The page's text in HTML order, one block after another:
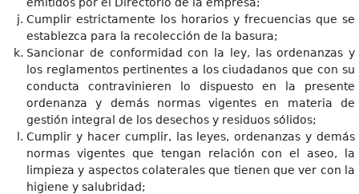
Cumplir estrictamente los horarios y frecuencias que se
establezca para la recolección de la basura;
Sancionar de conformidad con la ley, las ordenanzas y
los reglamentos pertinentes a los ciudadanos que con su
conducta contravinieren lo dispuesto en la presente
ordenanza y demás normas vigentes en materia de
gestión integral de los desechos y residuos sólidos;
Cumplir y hacer cumplir, las leyes, ordenanzas y demás
normas vigentes que tengan relación con el aseo, la
limpieza y aspectos colaterales que tienen que ver con la
higiene y salubridad;